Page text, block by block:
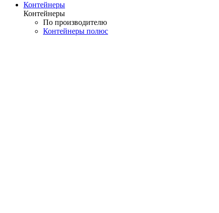
Контейнеры
Контейнеры
По производителю
Контейнеры полюс